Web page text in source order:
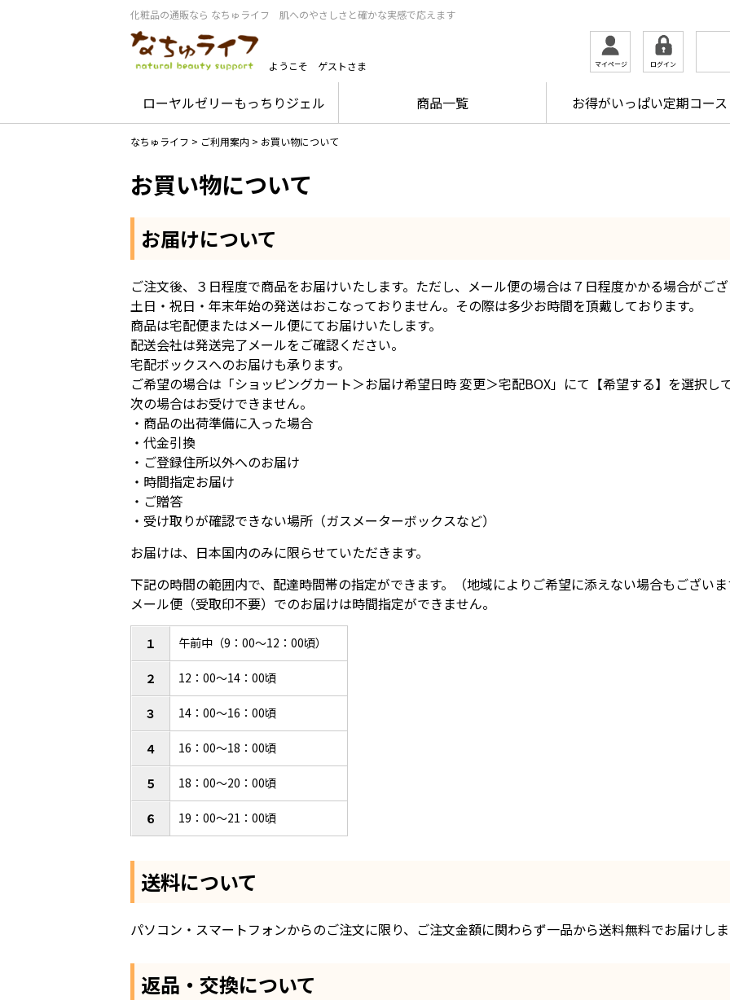
化粧品の通販なら なちゅライフ 肌へのやさしさと確かな実感で応えます
ようこそ ゲストさま マイページ ログイン
ローヤルゼリーもっちりジェル 商品一覧 お得がいっぱい定期コース
なちゅライフ > ご利用案内 > お買い物について
お買い物について
お届けについて
ご注文後、３日程度で商品をお届けいたします。ただし、メール便の場合は７日程度かかる場合がご
土日・祝日・年末年始の発送はおこなっておりません。その際は多少お時間を頂戴しております。
商品は宅配便またはメール便にてお届けいたします。
配送会社は発送完了メールをご確認ください。
宅配ボックスへのお届けも承ります。
ご希望の場合は「ショッピングカート＞お届け希望日時 変更＞宅配BOX」にて【希望する】を選択し
次の場合はお受けできません。
・商品の出荷準備に入った場合
・代金引換
・ご登録住所以外へのお届け
・時間指定お届け
・ご贈答
・受け取りが確認できない場所（ガスメーターボックスなど）
お届けは、日本国内のみに限らせていただきます。
下記の時間の範囲内で、配達時間帯の指定ができます。（地域によりご希望に添えない場合もござい
メール便（受取印不要）でのお届けは時間指定ができません。
１ 午前中（9：00～12：00頃）
２ 12：00～14：00頃
３ 14：00～16：00頃
４ 16：00～18：00頃
５ 18：00～20：00頃
６ 19：00～21：00頃
送料について
パソコン・スマートフォンからのご注文に限り、ご注文金額に関わらず一品から送料無料でお届けし
返品・交換について